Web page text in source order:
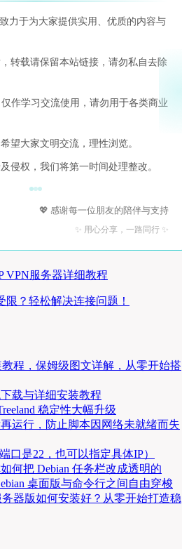
力于为大家提供实用、优质的内容与
转载请保留本站链接，请勿私自去除
作学习交流使用，请勿用于各类商业
望大家文明交流，理性浏览。
侵权，我们将第一时间处理整改。
💖 感谢每一位朋友的陪伴与支持
✨ 用心分享，一路同行 ✨
VPN服务器详细教程
限？轻松解决连接问题！
教程，保姆级图文详解，从零开始搭
下载与详细安装教程
稳定性大幅升级
运行，防止脚本因网络未就绪而失
口是22，也可以指定具体IP）
何把 Debian 任务栏改成透明的
桌面版与命令行之间自由穿梭
器版如何安装好？从零开始打造稳